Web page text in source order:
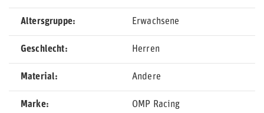
Altersgruppe Erwachsene
Geschlecht Herren
Material Andere
Marke OMP Racing